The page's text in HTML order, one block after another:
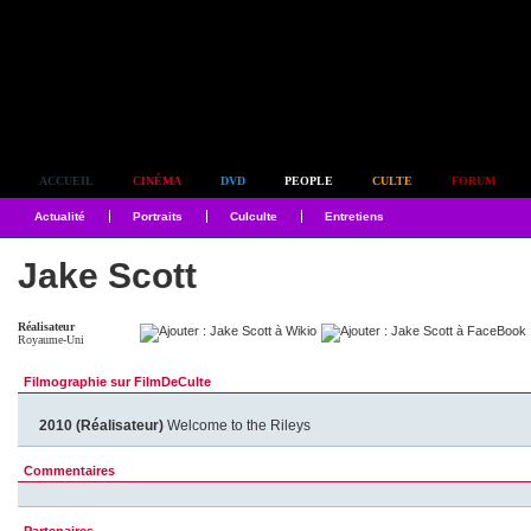
ACCUEIL CINÉMA DVD PEOPLE CULTE FORUM
Actualité Portraits Culculte Entretiens
Jake Scott
Réalisateur
Royaume-Uni
Filmographie sur FilmDeCulte
2010 (Réalisateur) Welcome to the Rileys
Commentaires